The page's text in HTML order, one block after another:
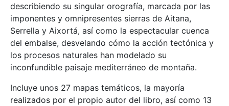
describiendo su singular orografía, marcada por las
imponentes y omnipresentes sierras de Aitana,
Serrella y Aixortá, así como la espectacular cuenca
del embalse, desvelando cómo la acción tectónica y
los procesos naturales han modelado su
inconfundible paisaje mediterráneo de montaña.
Incluye unos 27 mapas temáticos, la mayoría
realizados por el propio autor del libro, así como 13